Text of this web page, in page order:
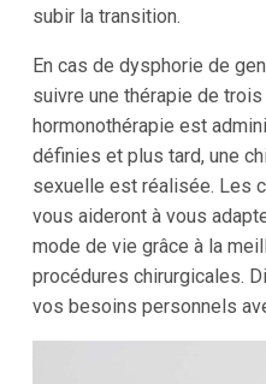
subir la transition.
En cas de dysphorie de
suivre une thérapie de
hormonothérapie est
définies et plus tard, une
sexuelle est réalisée. Les
vous aideront à vous
mode de vie grâce à la
procédures chirurgicales.
vos besoins personnels